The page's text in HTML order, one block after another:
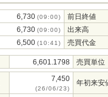
6,730 (09:00)
前日終値
6,730 (09:00)
出来高
6,500 (10:41) 売買代金
6,601.1798 売買単位
7,450
(26/06/23)
年初来安